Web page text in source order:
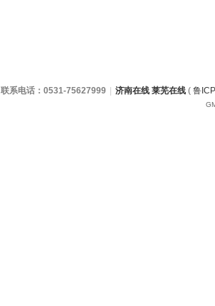
联系电话：0531-75627999 济南在线 莱芜在线 ( 鲁